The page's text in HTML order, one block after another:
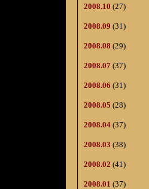
2008.10 (27)
2008.09 (31)
2008.08 (29)
2008.07 (37)
2008.06 (31)
2008.05 (28)
2008.04 (37)
2008.03 (38)
2008.02 (41)
2008.01 (37)